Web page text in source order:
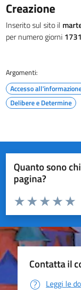
Creazione
Inserito sul sito il
per numero giorni 1731
Argomenti:
Accesso
Delibere e Determine
Quanto sono
pagina?
Valuta da 1 a 5 stelle la
Valuta
Valuta 3
Valuta 2 stelle
Valuta 1 stelle su 5
Contatta il
Leggi le